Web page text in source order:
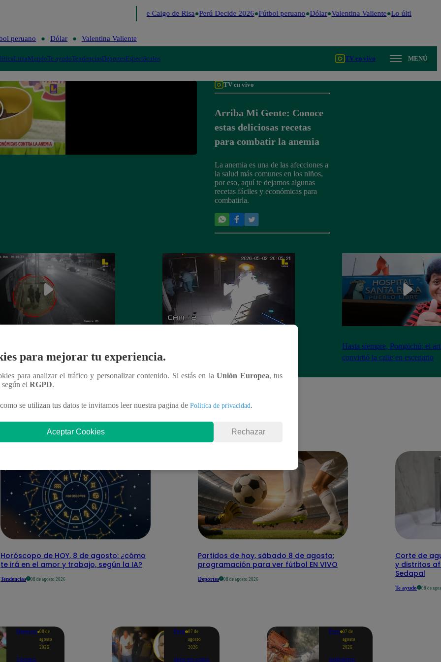
Me Caigo de Risa Perú Decide 2026 Fútbol peruano Dólar Valentina Valiente Lo último
peruano Dólar Valentina Valiente
LimaMundoTe ayudoTendenciasDeportesEspectáculos TV en vivo MENÚ
TV en vivo
Arriba Mi Gente: Conoce
estas deliciosas recetas
para combatir la anemia
La anemia es una de las afecciones a
la salud más comunes en los niños,
por eso, aquí te dejamos algunas
recetas fáciles y económicas para
combatirla.
panadería con clientes adentro
Hasta siempre, Pompichú: el
convirtió la calle en escenario
Horóscopo de HOY, 8 de agosto: ¿cómo
te irá en el amor y trabajo, según la IA?
Tendencias 08 de agosto 2026
Partidos de hoy, sábado 8 de agosto:
programación para ver fútbol EN VIVO
Deportes 08 de agosto 2026
Corte de
y distritos
Sedapal
Te ayudo 08 de
Deportes 08 de
agosto
2026
Torneo
Perú 07 de
agosto
2026
Giro en caso
Perú 07 de
agosto
2026
Gobierno
para mejorar tu experiencia.
para analizar el tráfico y personalizar contenido. Si estás en laUnión Europea, tus
según el RGPD.
se utilizan tus datos te invitamos leer nuestra pagina de Política de privacidad.
Aceptar Cookies Rechazar